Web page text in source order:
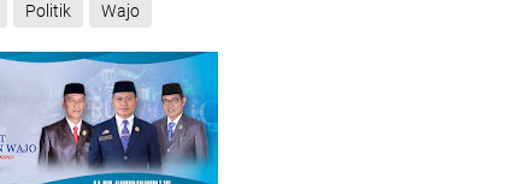
Politik Wajo